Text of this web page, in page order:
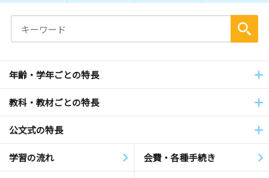
年齢・学年ごとの特長
教科・教材ごとの特長
公文式の特長
学習の流れ 会費・各種手続き